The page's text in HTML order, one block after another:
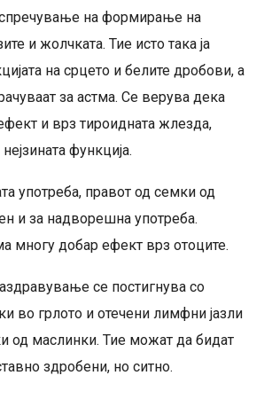
на формирање на
и жолчката. Тие исто така ја
на срцето и белите дробови, а
за астма. Се верува дека
и врз тироидната жлезда,
функција.
употреба, правот од семки од
и за надворешна употреба.
многу добар ефект врз отоците.
се постигнува со
во грлото и отечени лимфни јазли
од маслинки. Тие можат да бидат
здробени, но ситно.